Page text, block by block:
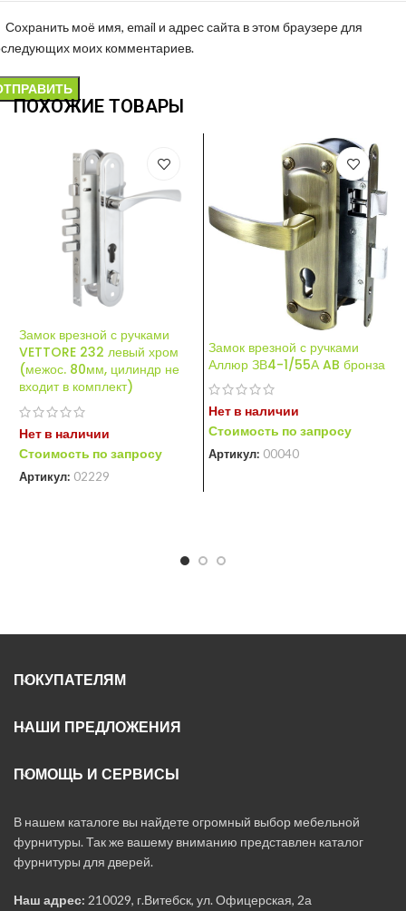
Сохранить моё имя, email и адрес сайта в этом браузере для
моих комментариев.
ПОХОЖИЕ ТОВАРЫ
Замок врезной с ручками
VETTORE 232 левый хром
(межос. 80мм, цилиндр не
входит в комплект)
Нет в наличии
Стоимость по запросу
Артикул: 02229
Замок врезной с ручками
Аллюр ЗВ4-1/55А AB бронза
Нет в наличии
Стоимость по запросу
Артикул: 00040
ПОКУПАТЕЛЯМ
НАШИ ПРЕДЛОЖЕНИЯ
ПОМОЩЬ И СЕРВИСЫ
В нашем каталоге вы найдете огромный выбор мебельной
фурнитуры. Так же вашему вниманию представлен каталог
фурнитуры для дверей.
Наш адрес: 210029, г.Витебск, ул. Офицерская, 2а